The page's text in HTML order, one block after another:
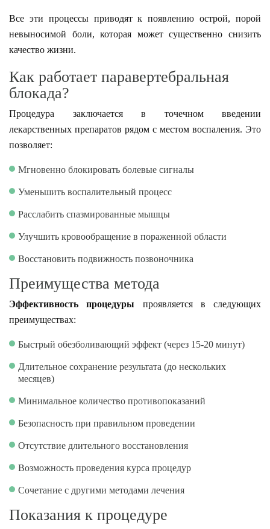
Все эти процессы приводят к появлению острой, порой
невыносимой боли, которая может существенно снизить
качество жизни.
Как работает паравертебральная
блокада?
Процедура заключается в точечном введении
лекарственных препаратов рядом с местом воспаления. Это
позволяет:
Мгновенно блокировать болевые сигналы
Уменьшить воспалительный процесс
Расслабить спазмированные мышцы
Улучшить кровообращение в пораженной области
Восстановить подвижность позвоночника
Преимущества метода
Эффективность процедуры проявляется в следующих
преимуществах:
Быстрый обезболивающий эффект (через 15-20 минут)
Длительное сохранение результата (до нескольких
месяцев)
Минимальное количество противопоказаний
Безопасность при правильном проведении
Отсутствие длительного восстановления
Возможность проведения курса процедур
Сочетание с другими методами лечения
Показания к процедуре